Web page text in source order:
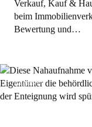
Verkauf, Kauf &
beim
Bewertung und…
Allgemein